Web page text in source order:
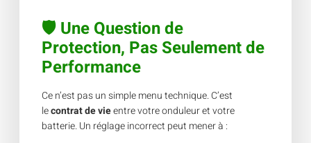
🛡️ Une Question de
Protection, Pas Seulement de
Performance
Ce n’est pas un simple menu technique. C’est
lecontrat de vieentre votre onduleur et votre
batterie. Un réglage incorrect peut mener à :